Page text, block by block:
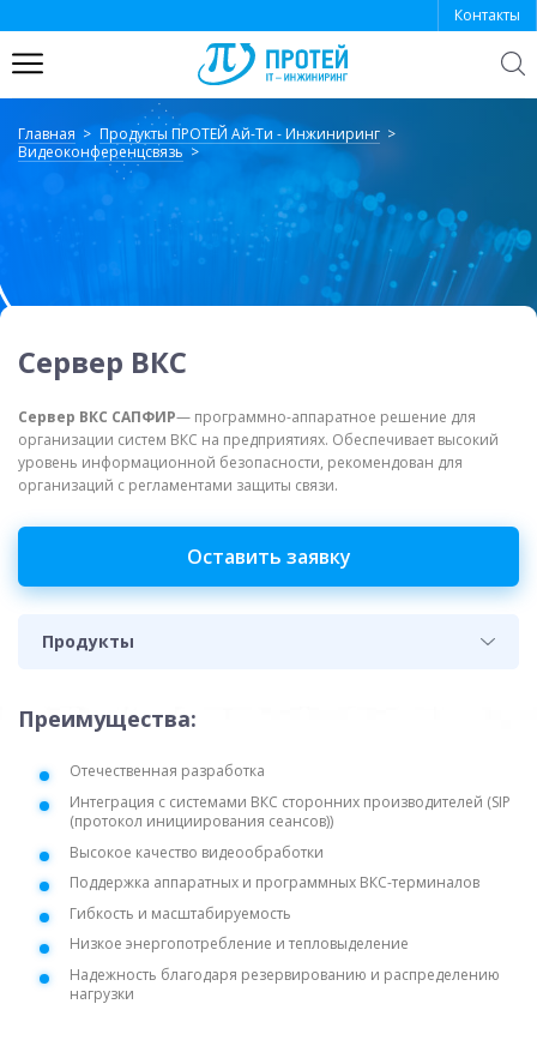
Контакты
Системы связи: комплексные
решения
связи следующего поколения
видеоконференцсвязи
унифицированных
Комплексная безопасность.
Платформы и решения
оповещения Муссон
112
- Система реагирования и
поиск
Главная
Продукты ПРОТЕЙ Ай-Ти - Инжиниринг
Видеоконференцсвязь
Сервер ВКС
Сервер ВКС САПФИР— программно-аппаратное решение для
организации систем ВКС на предприятиях. Обеспечивает высокий
уровень информационной безопасности, рекомендован для
организаций с регламентами защиты связи.
Оставить заявку
Преимущества:
Отечественная разработка
Интеграция с системами ВКС сторонних производителей (SIP
(протокол инициирования сеансов))
Высокое качество видеообработки
Поддержка аппаратных и программных ВКС-терминалов
Гибкость и масштабируемость
Низкое энергопотребление и тепловыделение
Надежность благодаря резервированию и распределению
нагрузки
Продукты